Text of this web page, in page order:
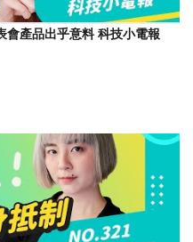
會產品出乎意料 科技小電報